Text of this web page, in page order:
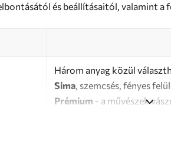
és beállításaitól, valamint a
Három anyag közül
Sima, szemcsés, fényes
Prémium - a művészek